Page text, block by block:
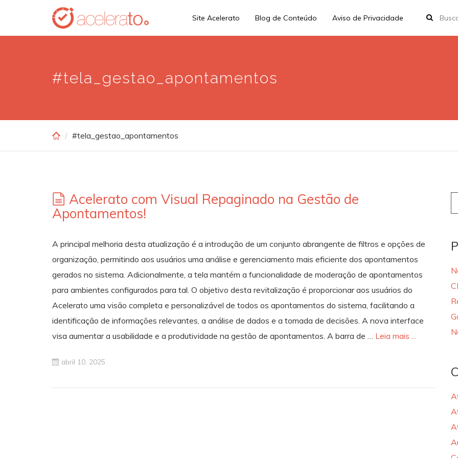
main
Site Acelerato Blog de Conteúdo Aviso de Privacidade
#tela_gestao_apontamentos
#tela_gestao_apontamentos
Acelerato com Visual Repaginado na Gestão de
Apontamentos!
A principal melhoria desta atualização é a introdução de um conjunto abrangente de filtros e opções de
organização, permitindo aos usuários uma análise e gerenciamento mais eficiente dos apontamentos
gerados no sistema. Adicionalmente, a tela mantém a funcionalidade de moderação de apontamentos
para ambientes configurados para tal. O objetivo desta revitalização é proporcionar aos usuários do
Acelerato uma visão completa e personalizável de todos os apontamentos do sistema, facilitando a
identificação de informações relevantes, a análise de dados e a tomada de decisões. A nova interface
visa aumentar a usabilidade e a produtividade na gestão de apontamentos. A barra de … Leia mais ...
abril 10, 2025